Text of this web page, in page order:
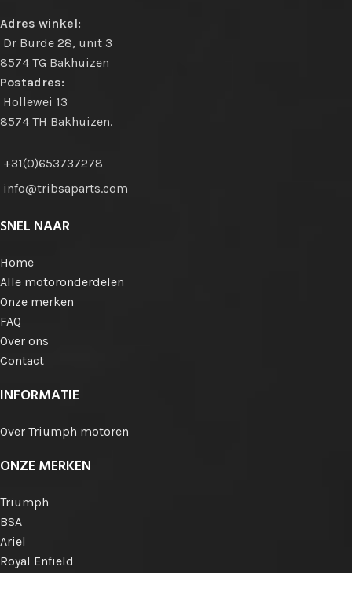
Adres winkel:
Dr Burde 28, unit 3
8574 TG Bakhuizen
Postadres:
Hollewei 13
8574 TH Bakhuizen.
+31(0)653737278
info@tribsaparts.com
SNEL NAAR
Home
Alle motoronderdelen
Onze merken
FAQ
Over ons
Contact
INFORMATIE
Over Triumph motoren
ONZE MERKEN
Triumph
BSA
Ariel
Royal Enfield